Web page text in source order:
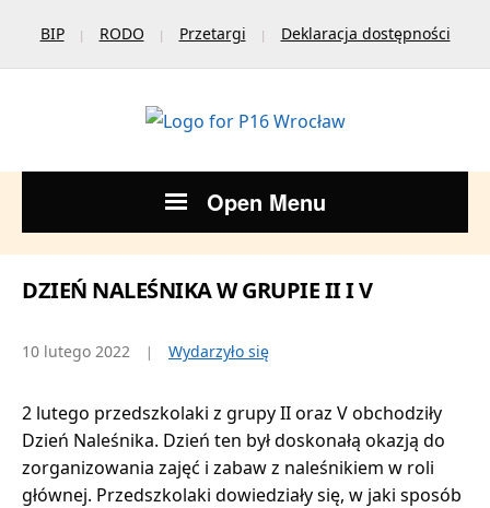
BIP RODO Przetargi Deklaracja dostępności
Open Menu
DZIEŃ NALEŚNIKA W GRUPIE II I V
10 lutego 2022 Wydarzyło się
2 lutego przedszkolaki z grupy II oraz V obchodziły
Dzień Naleśnika. Dzień ten był doskonałą okazją do
zorganizowania zajęć i zabaw z naleśnikiem w roli
głównej. Przedszkolaki dowiedziały się, w jaki sposób